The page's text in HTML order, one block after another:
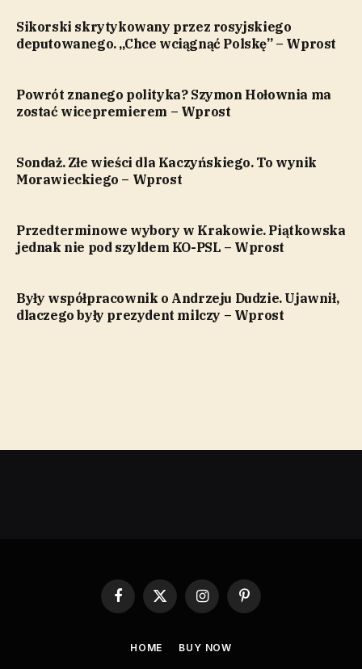
Sikorski skrytykowany przez rosyjskiego
deputowanego. „Chce wciągnąć Polskę” – Wprost
Powrót znanego polityka? Szymon Hołownia ma
zostać wicepremierem – Wprost
Sondaż. Złe wieści dla Kaczyńskiego. To wynik
Morawieckiego – Wprost
Przedterminowe wybory w Krakowie. Piątkowska
jednak nie pod szyldem KO-PSL – Wprost
Były współpracownik o Andrzeju Dudzie. Ujawnił,
dlaczego były prezydent milczy – Wprost
Facebook
X
InstagramPinterest
HOME BUY NOW